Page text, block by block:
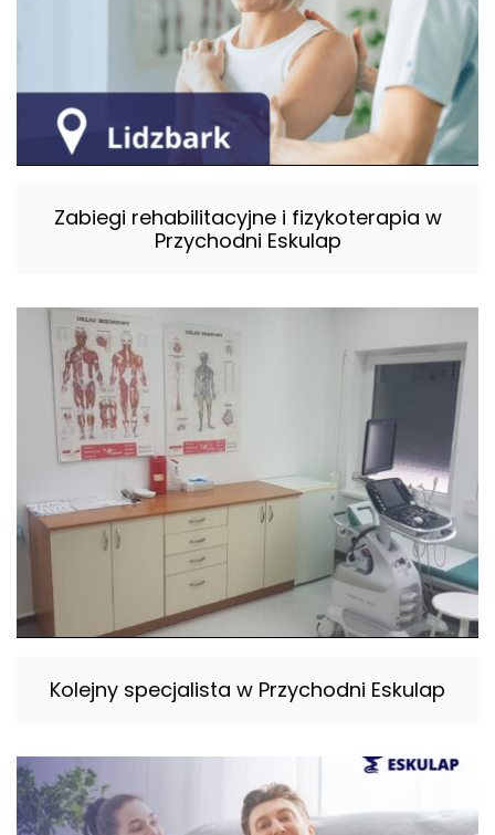
Zabiegi rehabilitacyjne i fizykoterapia w
Przychodni Eskulap
Kolejny specjalista w Przychodni Eskulap